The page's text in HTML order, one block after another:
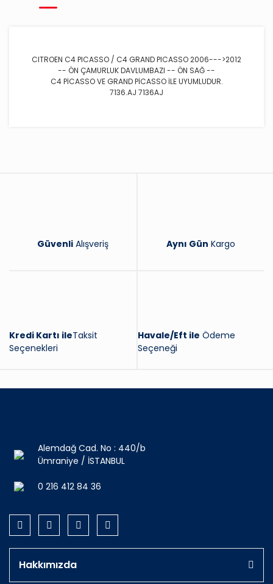
CITROEN C4 PICASSO / C4 GRAND PICASSO 2006--->2012
-- ÖN ÇAMURLUK DAVLUMBAZI -- ÖN SAĞ --
C4 PİCASSO VE GRAND PİCASSO İLE UYUMLUDUR.
7136.AJ 7136AJ
Güvenli Alışveriş Aynı Gün Kargo
Kredi Kartı ileTaksit
Seçenekleri
Havale/Eft ile Ödeme
Seçeneği
Alemdağ Cad. No : 440/b
Ümraniye / İSTANBUL
0 216 412 84 36
Hakkımızda